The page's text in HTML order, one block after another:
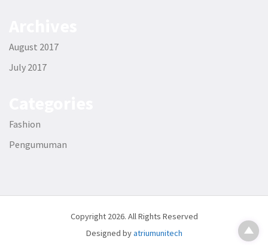
August 2017
July 2017
Fashion
Pengumuman
Copyright 2026. All Rights Reserved
Designed byatriumunitech